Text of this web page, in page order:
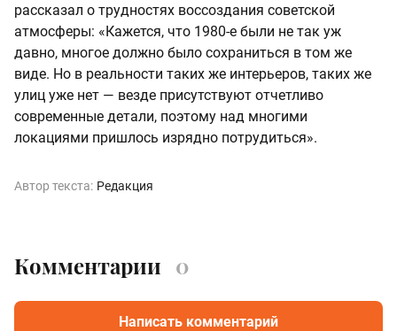
рассказал о трудностях воссоздания советской
атмосферы: «Кажется, что 1980-е были не так уж
давно, многое должно было сохраниться в том же
виде. Но в реальности таких же интерьеров, таких же
улиц уже нет — везде присутствуют отчетливо
современные детали, поэтому над многими
локациями пришлось изрядно потрудиться».
Автор текста: Редакция
Комментарии 0
Написать комментарий